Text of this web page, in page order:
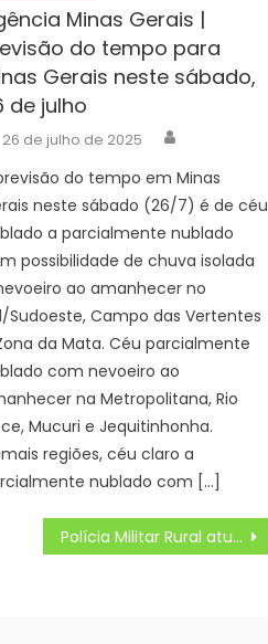
Minas Gerais |
do tempo para
Gerais neste sábado,
de julho
Posted
on
26 de julho de 2025
do tempo em Minas
neste sábado (26/7) é de céu
a parcialmente nublado
possibilidade de chuva isolada
ao amanhecer no
Sudoeste, Campo das Vertentes
da Mata. Céu parcialmente
com nevoeiro ao
na Metropolitana, Rio
Mucuri e Jequitinhonha.
regiões, céu claro a
nublado com […]
Polícia Militar Rural atua para impedir crimes no campo em todo o MS – Agência de Noticias do Governo de Mato Grosso do Sul